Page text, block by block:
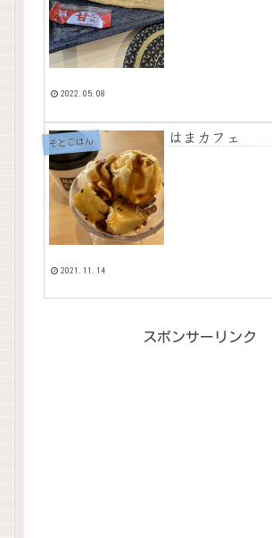
2022.05.08
そとごはん はまカフェ
2021.11.14
スポンサーリンク